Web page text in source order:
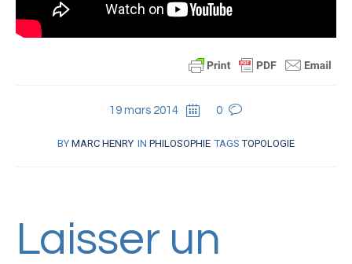
19 mars 2014 0
BY MARC HENRY IN PHILOSOPHIE TAGSTOPOLOGIE
Laisser un